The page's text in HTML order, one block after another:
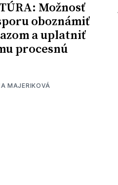
Možnosť
oboznámiť
a uplatniť
procesnú
MAJERIKOVÁ